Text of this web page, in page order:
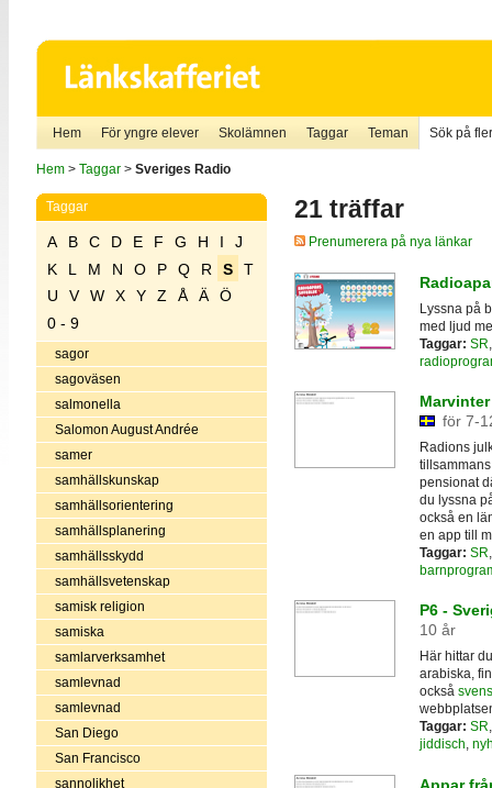
Hem För yngre elever Skolämnen Taggar Teman Sök på
Hem> Taggar> Sveriges Radio
Taggar
A B C D E F G H I
J
K
L M N O P Q R S
T
U
V W X Y Z Å Ä
Ö
0 - 9
sagor
sagoväsen
salmonella
Salomon August Andrée
samer
samhällskunskap
samhällsorientering
samhällsplanering
samhällsskydd
samhällsvetenskap
samisk religion
samiska
samlarverksamhet
samlevnad
samlevnad
San Diego
San Francisco
sannolikhet
21 träffar
Prenumerera på nya länkar
Lyssna på
med ljud
Taggar: SR
för 7-
Radions
pensionat
du lyssna
också en
en app till
Taggar: SR
P6 -
10 år
Här hittar
arabiska,
också
Taggar: SR
jiddisch,